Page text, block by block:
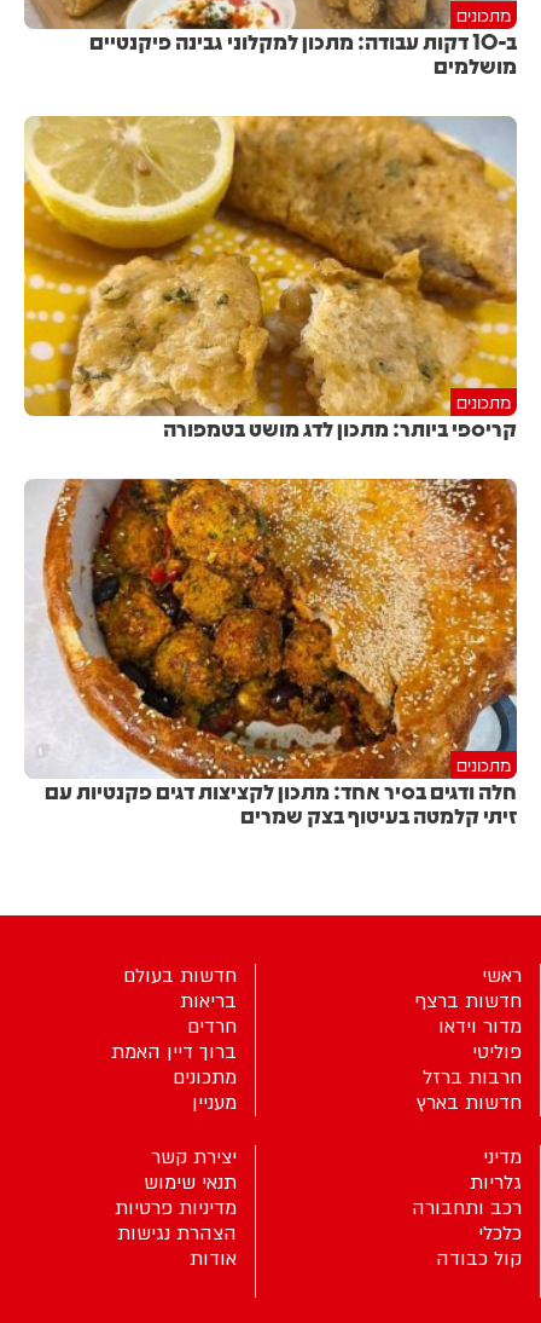
מתכונים
ב-10 דקות עבודה: מתכון למקלוני גבינה פיקנטיים
מושלמים
מתכונים
קריספי ביותר: מתכון לדג מושט בטמפורה
מתכונים
חלה ודגים בסיר אחד: מתכון לקציצות דגים פקנטיות עם
זיתי קלמטה בעיטוף בצק שמרים
ראשי
חדשות ברצף
מדור וידאו
פוליטי
חרבות ברזל
חדשות בארץ
חדשות בעולם
בריאות
חרדים
ברוך דיין האמת
מתכונים
מעניין
מדיני
גלריות
רכב ותחבורה
כלכלי
קול כבודה
יצירת קשר
תנאי שימוש
מדיניות פרטיות
הצהרת נגישות
אודות